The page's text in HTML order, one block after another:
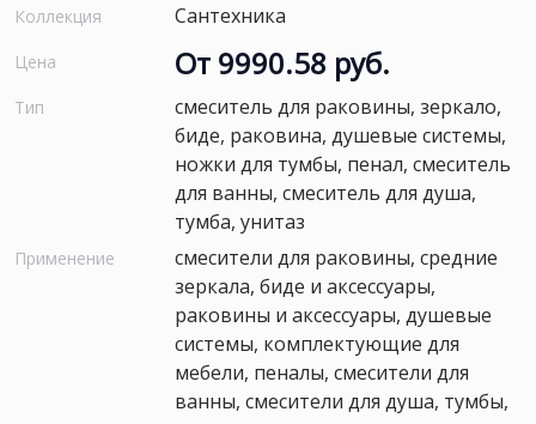
Коллекция Сантехника
Цена От 9990.58 руб.
Тип
смеситель для раковины, зеркало,
биде, раковина, душевые системы,
ножки для тумбы, пенал, смеситель
для ванны, смеситель для душа,
тумба, унитаз
Применение
смесители для раковины, средние
зеркала, биде и аксессуары,
раковины и аксессуары, душевые
системы, комплектующие для
мебели, пеналы, смесители для
ванны, смесители для душа, тумбы,